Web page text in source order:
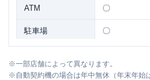
ATM 〇
駐車場 〇
住所
８ ２Ｆ
※一部店舗によって異なります。
※自動契約機の場合は年中無休（年末年始